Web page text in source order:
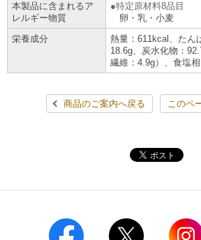
チケット
スポーツ振興くじ
学び・教育
各種料金のお支払い
レジでApple Accountにチャージ
宅配ロッカー（店舗限定）
CNプレイガイド
国内店舗数
売上高、店舗数推移
セブン‐イレブンの海外事業
データで見るセブン‐イレブン
セブン‐イレブンの「商品力」
セブン-イレブンの横顔
4VISIONS
サステナビリティニュース
サステナビリティレポート
Language
English (Corporate)
简体中文(服务)
本製品に含まれるア
レルギー物質
特定原材料8品目
卵・乳・小麦
栄養成分
熱量：611kcal、たん
18.6g、炭水化物：
繊維：4.9g）、食塩
商品のご案内へ戻る このペ